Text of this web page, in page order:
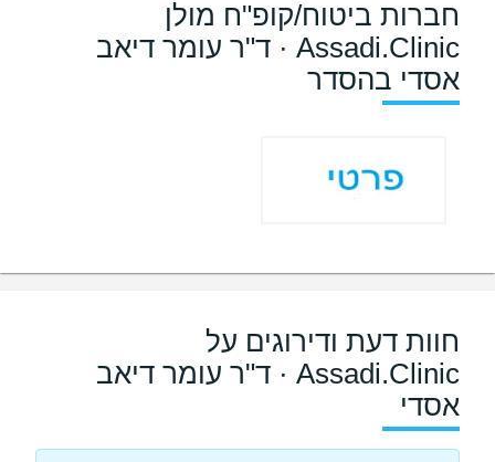
חברות ביטוח/קופ"ח מולן
Assadi.Clinic · ד"ר עומר דיאב
אסדי בהסדר
חוות דעת ודירוגים על
Assadi.Clinic · ד"ר עומר דיאב
אסדי